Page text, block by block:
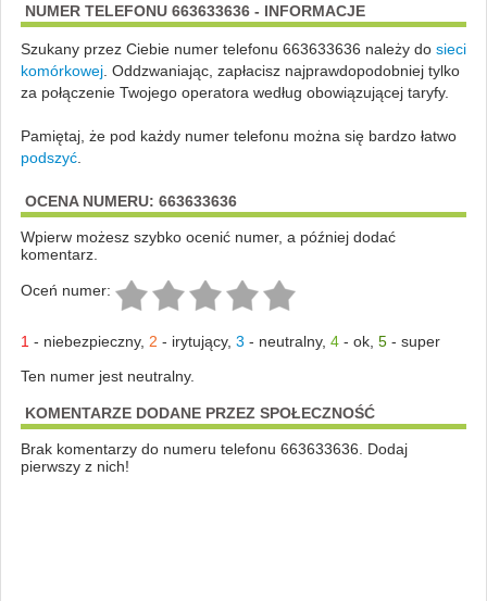
NUMER TELEFONU 663633636 - INFORMACJE
Szukany przez Ciebie numer telefonu 663633636 należy do sieci
komórkowej. Oddzwaniając, zapłacisz najprawdopodobniej tylko
za połączenie Twojego operatora według obowiązującej taryfy.
Pamiętaj, że pod każdy numer telefonu można się bardzo łatwo
podszyć.
OCENA NUMERU: 663633636
Wpierw możesz szybko ocenić numer, a później dodać
komentarz.
Oceń numer:
1 - niebezpieczny, 2 - irytujący, 3 - neutralny, 4- ok, 5- super
Ten numer jest neutralny.
KOMENTARZE DODANE PRZEZ SPOŁECZNOŚĆ
Brak komentarzy do numeru telefonu 663633636. Dodaj
pierwszy z nich!